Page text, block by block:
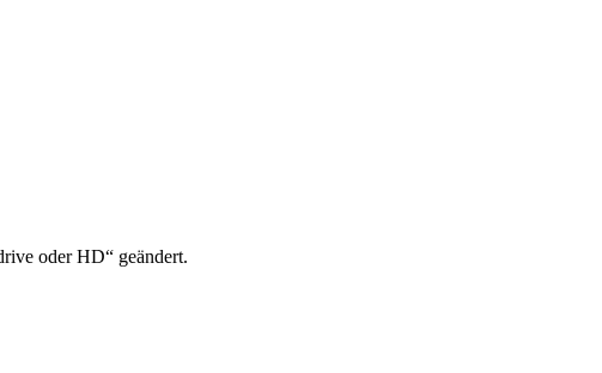
oder HD“ geändert.